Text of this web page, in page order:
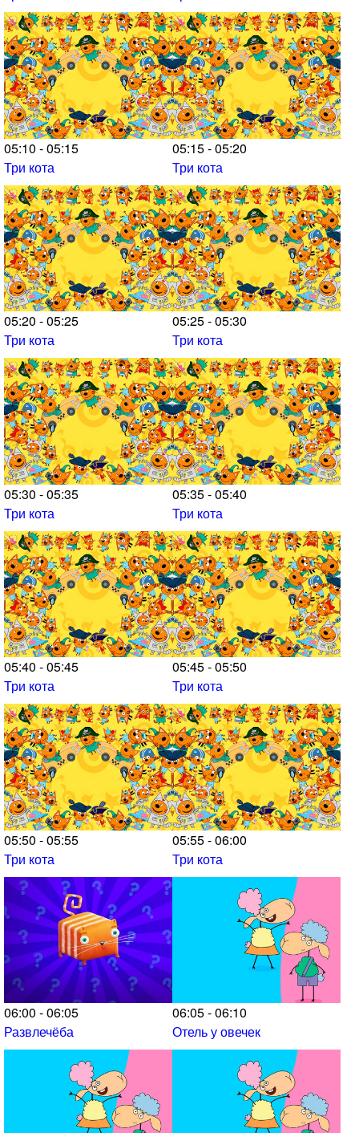
05:10 - 05:15
Три кота
05:15 - 05:20
Три кота
05:20 - 05:25
Три кота
05:25 - 05:30
Три кота
05:30 - 05:35
Три кота
05:35 - 05:40
Три кота
05:40 - 05:45
Три кота
05:45 - 05:50
Три кота
05:50 - 05:55
Три кота
05:55 - 06:00
Три кота
06:00 - 06:05
Развлечёба
06:05 - 06:10
Отель у овечек